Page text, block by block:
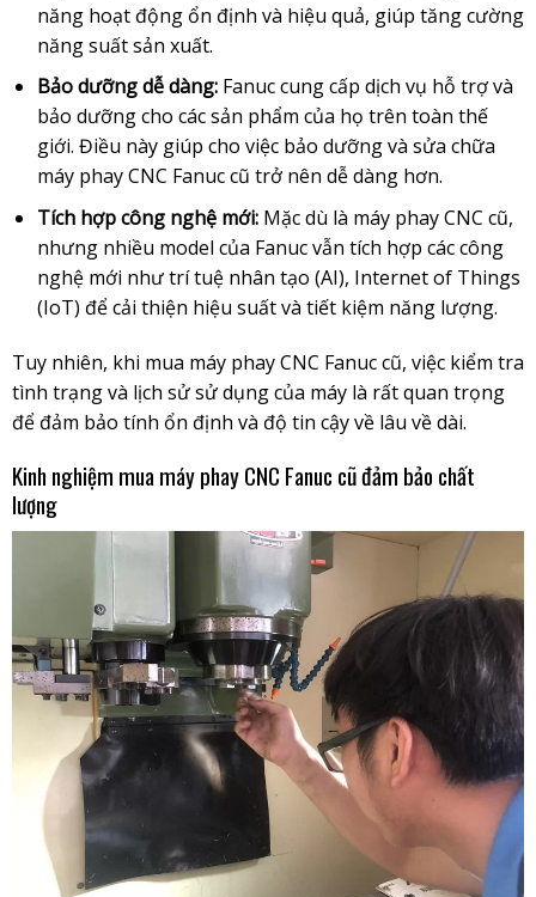
năng hoạt động ổn định và hiệu quả, giúp tăng cường
năng suất sản xuất.
Bảo dưỡng dễ dàng:Fanuc cung cấp dịch vụ hỗ trợ và
bảo dưỡng cho các sản phẩm của họ trên toàn thế
giới. Điều này giúp cho việc bảo dưỡng và sửa chữa
máy phay CNC Fanuc cũ trở nên dễ dàng hơn.
Tích hợp công nghệ mới:Mặc dù là máy phay CNC cũ,
nhưng nhiều model của Fanuc vẫn tích hợp các công
nghệ mới như trí tuệ nhân tạo (AI), Internet of Things
(IoT) để cải thiện hiệu suất và tiết kiệm năng lượng.
Tuy nhiên, khi mua máy phay CNC Fanuc cũ, việc kiểm tra
tình trạng và lịch sử sử dụng của máy là rất quan trọng
để đảm bảo tính ổn định và độ tin cậy về lâu về dài.
Kinh nghiệm mua máy phay CNC Fanuc cũ đảm bảo chất
lượng